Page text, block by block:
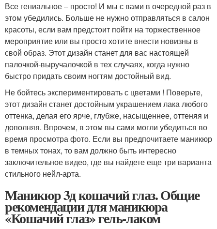
Все гениальное – просто! И мы с вами в очередной раз в
этом убедились. Больше не нужно отправляться в салон
красоты, если вам предстоит пойти на торжественное
мероприятие или вы просто хотите внести новизны в
свой образ. Этот дизайн станет для вас настоящей
палочкой-выручалочкой в тех случаях, когда нужно
быстро придать своим ногтям достойный вид.
Не бойтесь экспериментировать с цветами ! Поверьте,
этот дизайн станет достойным украшением лака любого
оттенка, делая его ярче, глубже, насыщеннее, оттеняя и
дополняя. Впрочем, в этом вы сами могли убедиться во
время просмотра фото. Если вы предпочитаете маникюр
в темных тонах, то вам должно быть интересно
заключительное видео, где вы найдете еще три варианта
стильного нейл-арта.
Маникюр 3д кошачий глаз. Общие
рекомендации для маникюра
«Кошачий глаз» гель-лаком